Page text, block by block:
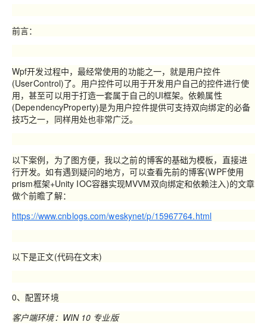
前言：
Wpf开发过程中，最经常使用的功能之一，就是用户控件
(UserControl)了。用户控件可以用于开发用户自己的控件进行使
用，甚至可以用于打造一套属于自己的UI框架。依赖属性
(DependencyProperty)是为用户控件提供可支持双向绑定的必备
技巧之一，同样用处也非常广泛。
以下案例，为了图方便，我以之前的博客的基础为模板，直接进
行开发。如有遇到疑问的地方，可以查看先前的博客(WPF使用
prism框架+Unity IOC容器实现MVVM双向绑定和依赖注入)的文章
做个前瞻了解：
https://www.cnblogs.com/weskynet/p/15967764.html
以下是正文(代码在文末)
0、配置环境
客户端环境：WIN 10 专业版